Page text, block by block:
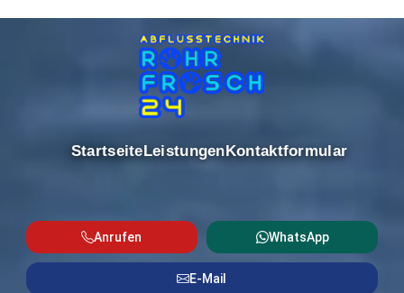
StartseiteLeistungenKontaktformular
Anrufen WhatsApp
E-Mail